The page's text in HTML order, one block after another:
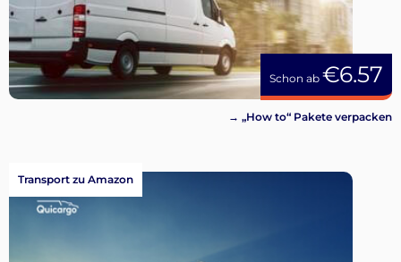
Schon ab €6.57
→ „How to“ Pakete verpacken
Transport zu Amazon